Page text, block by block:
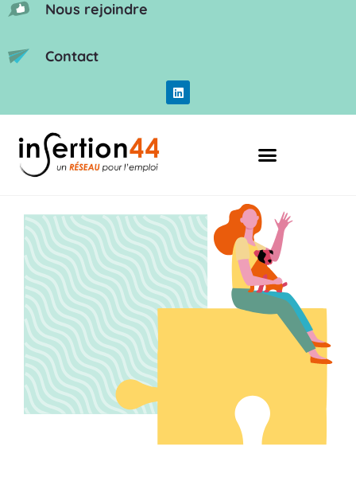
Nous rejoindre
Contact